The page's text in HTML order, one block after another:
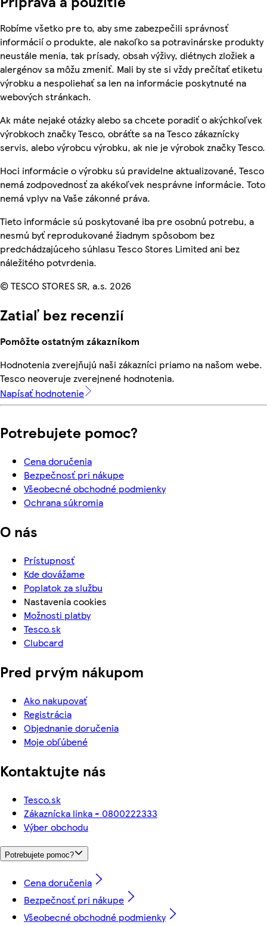
Robíme všetko pre to, aby sme zabezpečili správnosť
informácií o produkte, ale nakoľko sa potravinárske produkty
neustále menia, tak prísady, obsah výživy, diétnych zložiek a
alergénov sa môžu zmeniť. Mali by ste si vždy prečítať etiketu
výrobku a nespoliehať sa len na informácie poskytnuté na
webových stránkach.
Ak máte nejaké otázky alebo sa chcete poradiť o akýchkoľvek
výrobkoch značky Tesco, obráťte sa na Tesco zákaznícky
servis, alebo výrobcu výrobku, ak nie je výrobok značky Tesco.
Hoci informácie o výrobku sú pravidelne aktualizované, Tesco
nemá zodpovednosť za akékoľvek nesprávne informácie. Toto
nemá vplyv na Vaše zákonné práva.
Tieto informácie sú poskytované iba pre osobnú potrebu, a
nesmú byť reprodukované žiadnym spôsobom bez
predchádzajúceho súhlasu Tesco Stores Limited ani bez
náležitého potvrdenia.
© TESCO STORES SR, a.s. 2026
Zatiaľ bez recenzií
Pomôžte ostatným zákazníkom
Hodnotenia zverejňujú naši zákazníci priamo na našom webe.
Tesco neoveruje zverejnené hodnotenia.
Napísať hodnotenie
Potrebujete pomoc?
Cena doručenia
Bezpečnosť pri nákupe
Všeobecné obchodné podmienky
Ochrana súkromia
O nás
Prístupnosť
Kde dovážame
Poplatok za službu
Nastavenia cookies
Možnosti platby
Tesco.sk
Clubcard
Pred prvým nákupom
Ako nakupovať
Registrácia
Objednanie doručenia
Moje obľúbené
Kontaktujte nás
Tesco.sk
Zákaznícka linka - 0800222333
Výber obchodu
Potrebujete pomoc?
Cena doručenia
Bezpečnosť pri nákupe
Všeobecné obchodné podmienky